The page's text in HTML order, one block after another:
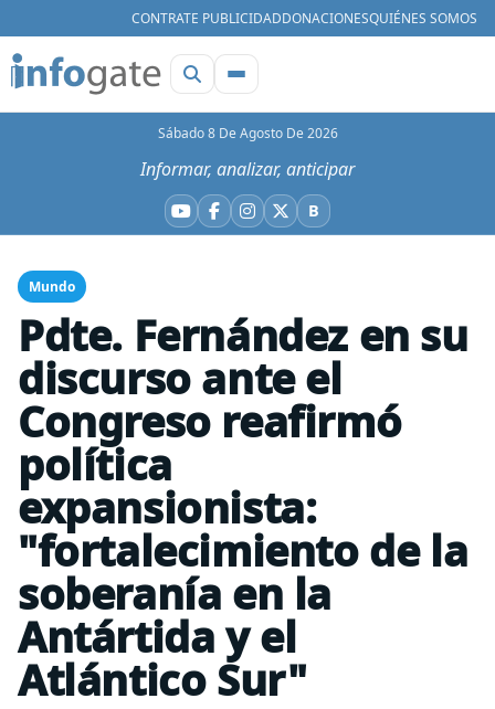
CONTRATE PUBLICIDADDONACIONESQUIÉNES SOMOS
Sábado 8 De Agosto De 2026
Informar, analizar, anticipar
YouTube
Facebook
Instagram
X BBluesky
Mundo
Pdte. Fernández en su
discurso ante el
Congreso reafirmó
política
expansionista:
"fortalecimiento de la
soberanía en la
Antártida y el
Atlántico Sur"